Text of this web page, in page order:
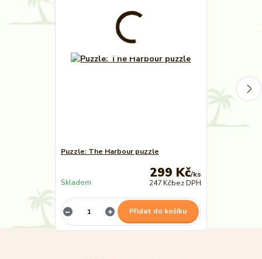
Puzzle: The Harbour puzzle
299 Kč/ks
247 Kčbez DPH
Skladem
Přidat do košíku